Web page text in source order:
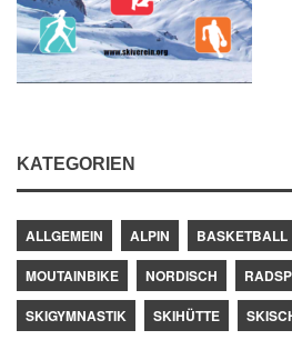
KATEGORIEN
ALLGEMEIN ALPIN BASKETBALL
MOUTAINBIKE
NORDISCH
SKIGYMNASTIK
SKIHÜTTE